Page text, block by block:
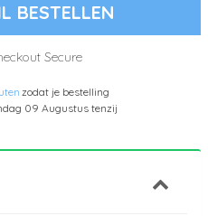
BESTELLEN
zodat je bestelling
09 Augustustenzij